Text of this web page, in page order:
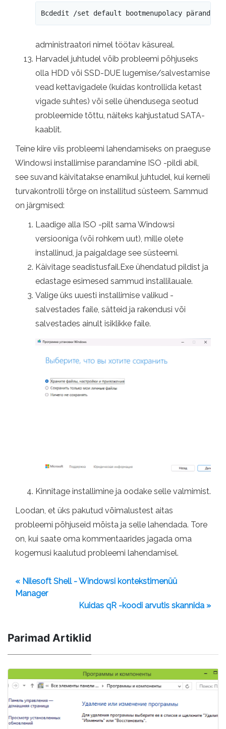
Bcdedit /set default bootmenupolacy pärand
administraatori nimel töötav käsureal.
Harvadel juhtudel võib probleemi põhjuseks
olla HDD või SSD-DUE lugemise/salvestamise
vead kettavigadele (kuidas kontrollida ketast
vigade suhtes) või selle ühendusega seotud
probleemide tõttu, näiteks kahjustatud SATA-
kaablit.
Teine kiire viis probleemi lahendamiseks on praeguse
Windowsi installimise parandamine ISO -pildi abil,
see suvand käivitatakse enamikul juhtudel, kui kerneli
turvakontrolli tõrge on installitud süsteem. Sammud
on järgmised:
Laadige alla ISO -pilt sama Windowsi
versiooniga (või rohkem uut), mille olete
installinud, ja paigaldage see süsteemi.
Käivitage seadistusfail.Exe ühendatud pildist ja
edastage esimesed sammud installilauale.
Valige üks uuesti installimise valikud -
salvestades faile, sätteid ja rakendusi või
salvestades ainult isiklikke faile.
Kinnitage installimine ja oodake selle valmimist.
Loodan, et üks pakutud võimalustest aitas
probleemi põhjuseid mõista ja selle lahendada. Tore
on, kui saate oma kommentaarides jagada oma
kogemusi kaalutud probleemi lahendamisel.
« Nilesoft Shell - Windowsi kontekstimenüü
Manager
Kuidas qR -koodi arvutis skannida »
Parimad Artiklid